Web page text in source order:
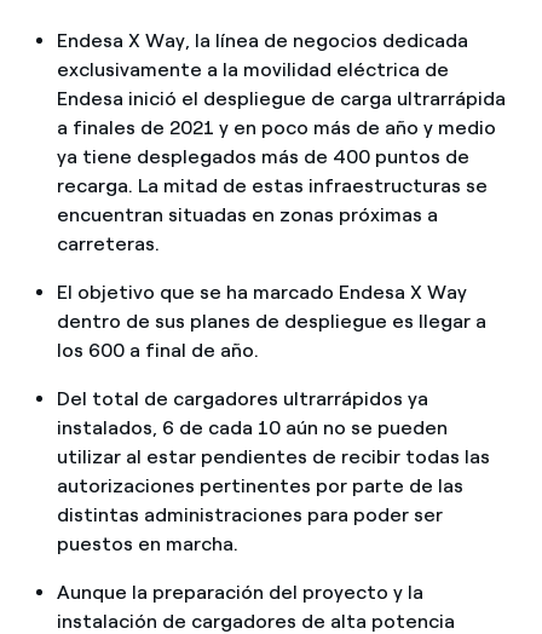
Endesa X Way, la línea de negocios dedicada
exclusivamente a la movilidad eléctrica de
Endesa inició el despliegue de carga ultrarrápida
a finales de 2021 y en poco más de año y medio
ya tiene desplegados más de 400 puntos de
recarga. La mitad de estas infraestructuras se
encuentran situadas en zonas próximas a
carreteras.
El objetivo que se ha marcado Endesa X Way
dentro de sus planes de despliegue es llegar a
los 600 a final de año.
Del total de cargadores ultrarrápidos ya
instalados, 6 de cada 10 aún no se pueden
utilizar al estar pendientes de recibir todas las
autorizaciones pertinentes por parte de las
distintas administraciones para poder ser
puestos en marcha.
Aunque la preparación del proyecto y la
instalación de cargadores de alta potencia